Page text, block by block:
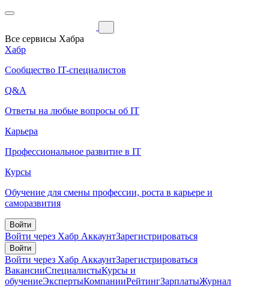
Все сервисы Хабра
Хабр
Сообщество IT-специалистов
Q&A
Ответы на любые вопросы об IT
Карьера
Профессиональное развитие в IT
Курсы
Обучение для смены профессии, роста в карьере и
саморазвития
Войти
Войти через Хабр АккаунтЗарегистрироваться
Войти
Войти через Хабр АккаунтЗарегистрироваться
ВакансииСпециалистыКурсы и
обучениеЭкспертыКомпанииРейтингЗарплатыЖурнал